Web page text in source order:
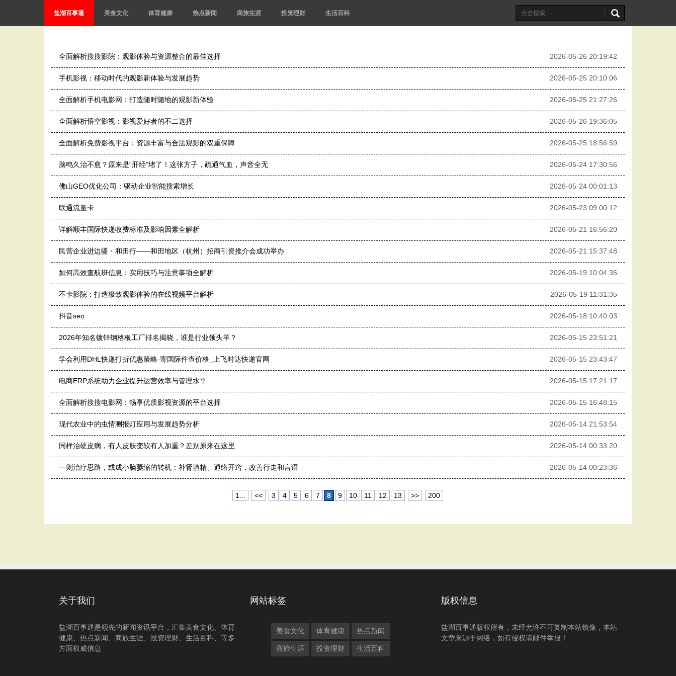
盐湖百事通 美食文化 体育健康 热点新闻 商旅生涯 投资理财 生活百科
全面解析搜搜影院：观影体验与资源整合的最佳选择 2026-05-26 20:19:42
手机影视：移动时代的观影新体验与发展趋势 2026-05-25 20:10:06
全面解析手机电影网：打造随时随地的观影新体验 2026-05-25 21:27:26
全面解析悟空影视：影视爱好者的不二选择 2026-05-26 19:36:05
全面解析免费影视平台：资源丰富与合法观影的双重保障 2026-05-25 18:56:59
脑鸣久治不愈？原来是“肝经”堵了！这张方子，疏通气血，声音全无 2026-05-24 17:30:56
佛山GEO优化公司：驱动企业智能搜索增长 2026-05-24 00:01:13
联通流量卡 2026-05-23 09:00:12
详解顺丰国际快递收费标准及影响因素全解析 2026-05-21 16:56:20
民营企业进边疆・和田行——和田地区（杭州）招商引资推介会成功举办 2026-05-21 15:37:48
如何高效查航班信息：实用技巧与注意事项全解析 2026-05-19 10:04:35
不卡影院：打造极致观影体验的在线视频平台解析 2026-05-19 11:31:35
抖音seo 2026-05-18 10:40:03
2026年知名镀锌钢格板工厂排名揭晓，谁是行业领头羊？ 2026-05-15 23:51:21
学会利用DHL快递打折优惠策略-寄国际件查价格_上飞时达快递官网 2026-05-15 23:43:47
电商ERP系统助力企业提升运营效率与管理水平 2026-05-15 17:21:17
全面解析搜搜电影网：畅享优质影视资源的平台选择 2026-05-15 16:48:15
现代农业中的虫情测报灯应用与发展趋势分析 2026-05-14 21:53:54
同样治硬皮病，有人皮肤变软有人加重？差别原来在这里 2026-05-14 00:33:20
一则治疗思路，或成小脑萎缩的转机：补肾填精、通络开窍，改善行走和言语 2026-05-14 00:23:36
1... << 3 4 5 6 7 8 9 10 11 12 13 >> 200
关于我们
盐湖百事通是领先的新闻资讯平台，汇集美食文化、体育
健康、热点新闻、商旅生涯、投资理财、生活百科、等多
方面权威信息
网站标签
美食文化 体育健康 热点新闻
商旅生涯 投资理财 生活百科
版权信息
盐湖百事通版权所有，未经允许不可复制本站镜像，本站
文章来源于网络，如有侵权请邮件举报！